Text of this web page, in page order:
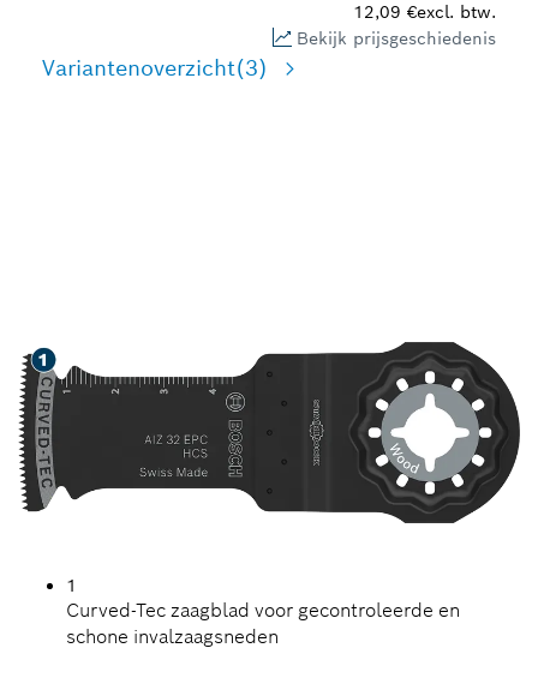
12,09 €excl. btw.
Bekijk prijsgeschiedenis
Variantenoverzicht(3)
1
Curved-Tec zaagblad voor gecontroleerde en
schone invalzaagsneden